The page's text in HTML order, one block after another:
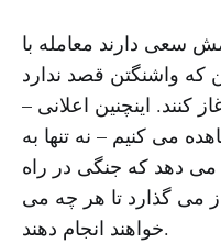
سعی دارند معامله با
که واشنگتن قصد ندارد
کنند. اینچنین اعلانی –
می کنیم – نه تنها به
می دهد که جنگی در راه
می گذارد تا هر چه می
خواهند انجام دهند.